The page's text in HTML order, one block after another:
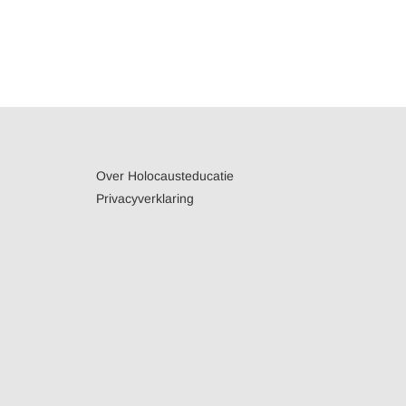
Over Holocausteducatie
Privacyverklaring